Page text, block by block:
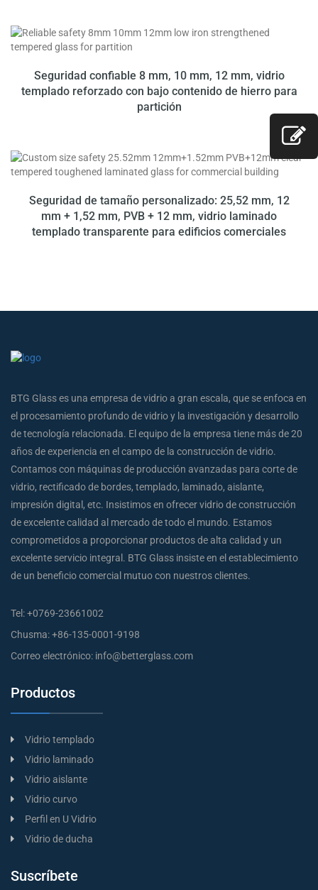
Seguridad confiable 8 mm, 10 mm, 12 mm, vidrio
templado reforzado con bajo contenido de hierro para
partición
Seguridad de tamaño personalizado: 25,52 mm, 12
mm + 1,52 mm, PVB + 12 mm, vidrio laminado
templado transparente para edificios comerciales
BTG Glass es una empresa de vidrio a gran escala, que se enfoca en
el procesamiento profundo de vidrio y la investigación y desarrollo
de tecnología relacionada. El equipo de la empresa tiene más de 20
años de experiencia en el campo de la construcción de vidrio.
Contamos con máquinas de producción avanzadas para corte de
vidrio, rectificado de bordes, templado, laminado, aislante,
impresión digital, etc. Insistimos en ofrecer vidrio de construcción
de excelente calidad al mercado de todo el mundo. Estamos
comprometidos a proporcionar productos de alta calidad y un
excelente servicio integral. BTG Glass insiste en el establecimiento
de un beneficio comercial mutuo con nuestros clientes.
Tel:+0769-23661002
Chusma:+86-135-0001-9198
Correo electrónico: info@betterglass.com
Productos
Vidrio templado
Vidrio laminado
Vidrio aislante
Vidrio curvo
Perfil en U Vidrio
Vidrio de ducha
Suscríbete